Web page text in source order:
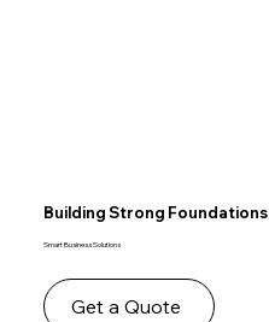
Smart Business Solutions
Building Strong Foundations
Get a Quote